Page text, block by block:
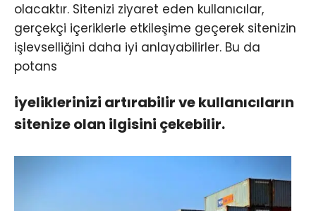
olacaktır. Sitenizi ziyaret eden kullanıcılar,
gerçekçi içeriklerle etkileşime geçerek sitenizin
işlevselliğini daha iyi anlayabilirler. Bu da
potans
iyeliklerinizi artırabilir ve kullanıcıların
sitenize olan ilgisini çekebilir.